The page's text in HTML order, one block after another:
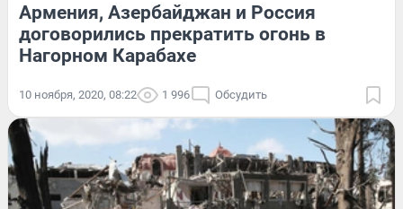
Армения, Азербайджан и Россия
договорились прекратить огонь в
Нагорном Карабахе
10 ноября, 2020, 08:22 1 996 Обсудить